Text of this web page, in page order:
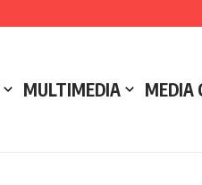
MULTIMEDIA MEDIA